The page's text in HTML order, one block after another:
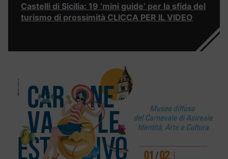
Castelli di Sicilia: 19 ‘mini guide’ per la sfida del
turismo di prossimità CLICCA PER IL VIDEO